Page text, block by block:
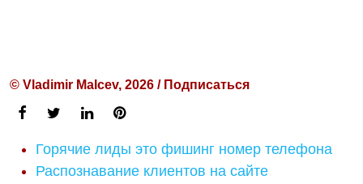
© Vladimir Malcev, 2026 / Подписаться
Горячие лиды это фишинг номер телефона
Распознавание клиентов на сайте